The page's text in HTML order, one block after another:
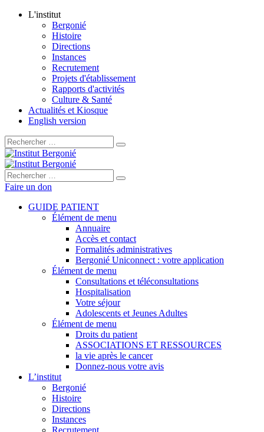
L'institut
Bergonié
Histoire
Directions
Instances
Recrutement
Projets d'établissement
Rapports d'activités
Culture & Santé
Actualités et Kiosque
English version
Rechercher :
Rechercher :
Faire un don
GUIDE PATIENT
Élément de menu
Annuaire
Accès et contact
Formalités administratives
Bergonié Uniconnect : votre application
Élément de menu
Consultations et téléconsultations
Hospitalisation
Votre séjour
Adolescents et Jeunes Adultes
Élément de menu
Droits du patient
ASSOCIATIONS ET RESSOURCES
la vie après le cancer
Donnez-nous votre avis
L’institut
Bergonié
Histoire
Directions
Instances
Recrutement